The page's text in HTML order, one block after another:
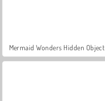
Mermaid Wonders Hidden Object